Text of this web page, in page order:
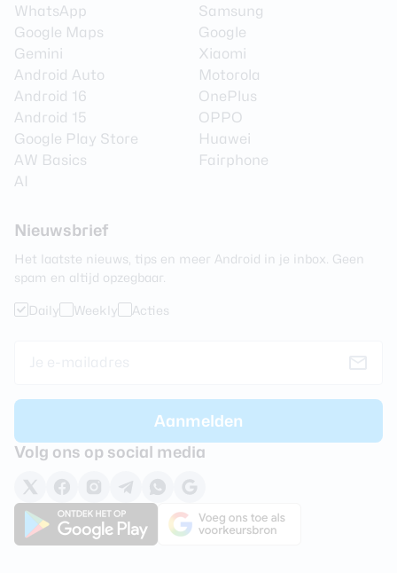
WhatsApp
Google Maps
Gemini
Android Auto
Android 16
Android 15
Google Play Store
AW Basics
AI
Samsung
Google
Xiaomi
Motorola
OnePlus
OPPO
Huawei
Fairphone
Nieuwsbrief
Het laatste nieuws, tips en meer Android in je inbox. Geen
spam en altijd opzegbaar.
Daily Weekly Acties
Volg ons op social media